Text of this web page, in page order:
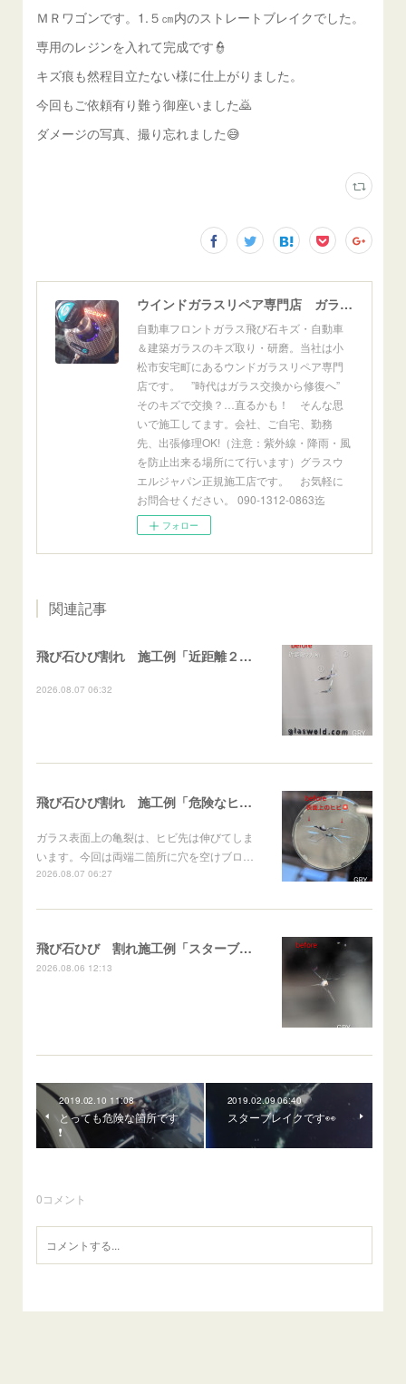
ＭＲワゴンです。1.５㎝内のストレートブレイクでした。
専用のレジンを入れて完成です👮
キズ痕も然程目立たない様に仕上がりました。
今回もご依頼有り難う御座いました🙇
ダメージの写真、撮り忘れました😅
ウインドガラスリペア専門店 ガラスリペア・ヨシダ グラスウェルドジャパン 正規施工店 小松市
自動車フロントガラス飛び石キズ・自動車
＆建築ガラスのキズ取り・研磨。当社は小
松市安宅町にあるウンドガラスリペア専門
店です。 ”時代はガラス交換から修復へ”
そのキズで交換？…直るかも！ そんな思
いで施工してます。会社、ご自宅、勤務
先、出張修理OK!（注意：紫外線・降雨・風
を防止出来る場所にて行います）グラスウ
エルジャパン正規施工店です。 お気軽に
お問合せください。 090-1312-0863迄
フォロー
関連記事
飛び石ひび割れ 施工例「近距離２箇所・パーシャル系+ストレート系」CX-8
2026.08.07 06:32
飛び石ひび割れ 施工例「危険なヒビ🚨⚠️表面上亀裂」ジムニー
ガラス表面上の亀裂は、ヒビ先は伸びてしま
います。今回は両端二箇所に穴を空けブロ…
2026.08.07 06:27
飛び石ひび 割れ施工例「スターブレイク系」 フリード
2026.08.06 12:13
2019.02.10 11:08
とっても危険な箇所です
❗
2019.02.09 06:40
スターブレイクです👀
0コメント